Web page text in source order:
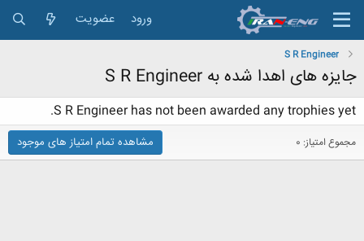
ورود عضویت
S R Engineer
جایزه های اهدا شده به S R Engineer
S R Engineer has not been awarded any trophies yet.
مجموع امتیاز: 0 مشاهده تمام امتیاز های موجود